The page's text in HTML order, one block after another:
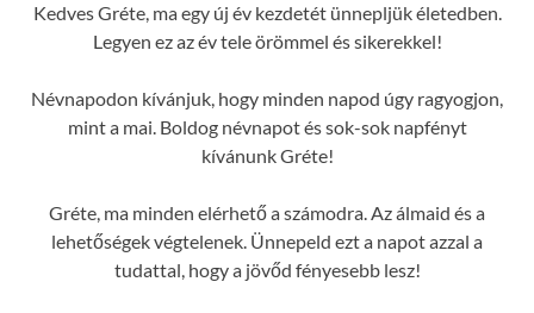
Kedves Gréte, ma egy új év kezdetét ünnepljük életedben.
Legyen ez az év tele örömmel és sikerekkel!
Névnapodon kívánjuk, hogy minden napod úgy ragyogjon,
mint a mai. Boldog névnapot és sok-sok napfényt
kívánunk Gréte!
Gréte, ma minden elérhető a számodra. Az álmaid és a
lehetőségek végtelenek. Ünnepeld ezt a napot azzal a
tudattal, hogy a jövőd fényesebb lesz!